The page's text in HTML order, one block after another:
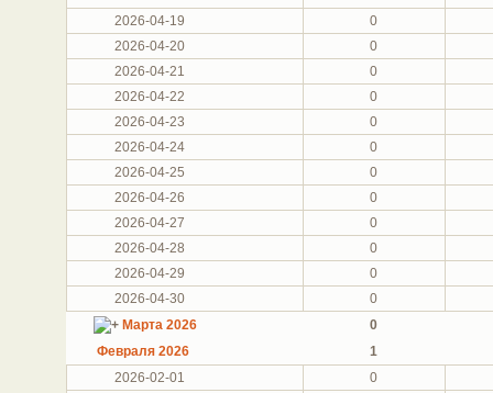
2026-04-19
0
2026-04-20
0
2026-04-21
0
2026-04-22
0
2026-04-23
0
2026-04-24
0
2026-04-25
0
2026-04-26
0
2026-04-27
0
2026-04-28
0
2026-04-29
0
2026-04-30
0
Марта 2026
0
Февраля 2026
1
2026-02-01
0